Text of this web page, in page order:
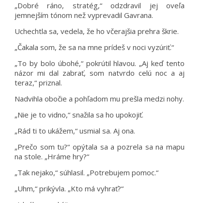
„Dobré ráno, stratég,“ odzdravil jej oveľa
jemnejším tónom než vyprevadil Gavrana.
Uchechtla sa, vedela, že ho včerajšia prehra škrie.
„Čakala som, že sa na mne prídeš v noci vyzúriť.“
„To by bolo úbohé,“ pokrútil hlavou. „Aj keď tento
názor mi dal zabrať, som natvrdo celú noc a aj
teraz,“ priznal.
Nadvihla obočie a pohľadom mu prešla medzi nohy.
„Nie je to vidno,“ snažila sa ho upokojiť.
„Rád ti to ukážem,“ usmial sa. Aj ona.
„Prečo som tu?“ opýtala sa a pozrela sa na mapu
na stole. „Hráme hry?“
„Tak nejako,“ súhlasil. „Potrebujem pomoc.“
„Uhm,“ prikývla. „Kto má vyhrať?“